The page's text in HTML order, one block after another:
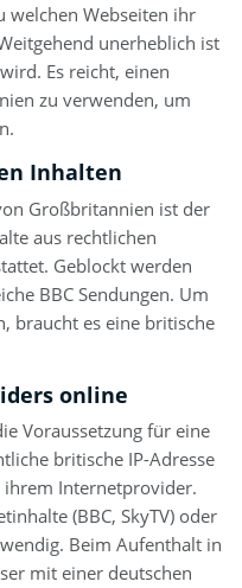
welchen Webseiten ihr
unerheblich ist
Es reicht, einen
zu verwenden, um
Inhalten
Großbritannien ist der
aus rechtlichen
Geblockt werden
BBC Sendungen. Um
braucht es eine britische
online
Voraussetzung für eine
britische IP-Adresse
Internetprovider.
(BBC, SkyTV) oder
Beim Aufenthalt in
mit einer deutschen